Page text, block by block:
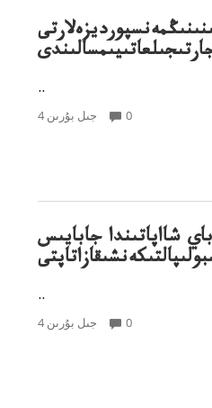
..
4 جىل بۇرىن 0
شااپاتىندا جابايىس
..
4 جىل بۇرىن 0